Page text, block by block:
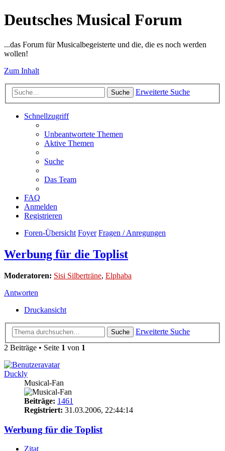
Deutsches Musical Forum
...das Forum für Musicalbegeisterte und die, die es noch werden
wollen!
Zum Inhalt
Suche Erweiterte Suche
Schnellzugriff
Unbeantwortete Themen
Aktive Themen
Suche
Das Team
FAQ
Anmelden
Registrieren
Foren-Übersicht Foyer Fragen / Anregungen
Werbung für die Toplist
Moderatoren: Sisi Silberträne, Elphaba
Antworten
Druckansicht
Suche
Erweiterte Suche
2 Beiträge • Seite 1 von 1
Duckly
Musical-Fan
Beiträge: 1461
Registriert: 31.03.2006, 22:44:14
Werbung für die Toplist
Zitat